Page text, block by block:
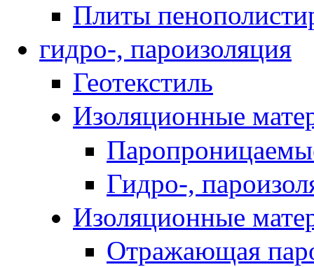
Плиты
гидро-, пароизоляция
Геотекстиль
Изоляционные
Гидро-,
Изоляционные
Отражающая